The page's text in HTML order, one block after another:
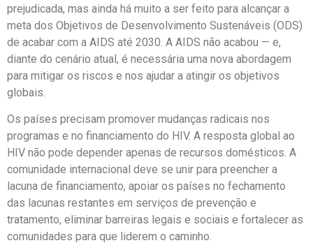
prejudicada, mas ainda há muito a ser feito para alcançar a
meta dos Objetivos de Desenvolvimento Sustenáveis (ODS)
de acabar com a AIDS até 2030. A AIDS não acabou — e,
diante do cenário atual, é necessária uma nova abordagem
para mitigar os riscos e nos ajudar a atingir os objetivos
globais.
Os países precisam promover mudanças radicais nos
programas e no financiamento do HIV. A resposta global ao
HIV não pode depender apenas de recursos domésticos. A
comunidade internacional deve se unir para preencher a
lacuna de financiamento, apoiar os países no fechamento
das lacunas restantes em serviços de prevenção e
tratamento, eliminar barreiras legais e sociais e fortalecer as
comunidades para que liderem o caminho.